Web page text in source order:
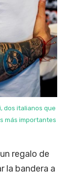
dos italianos que
más importantes
regalo de
la bandera a